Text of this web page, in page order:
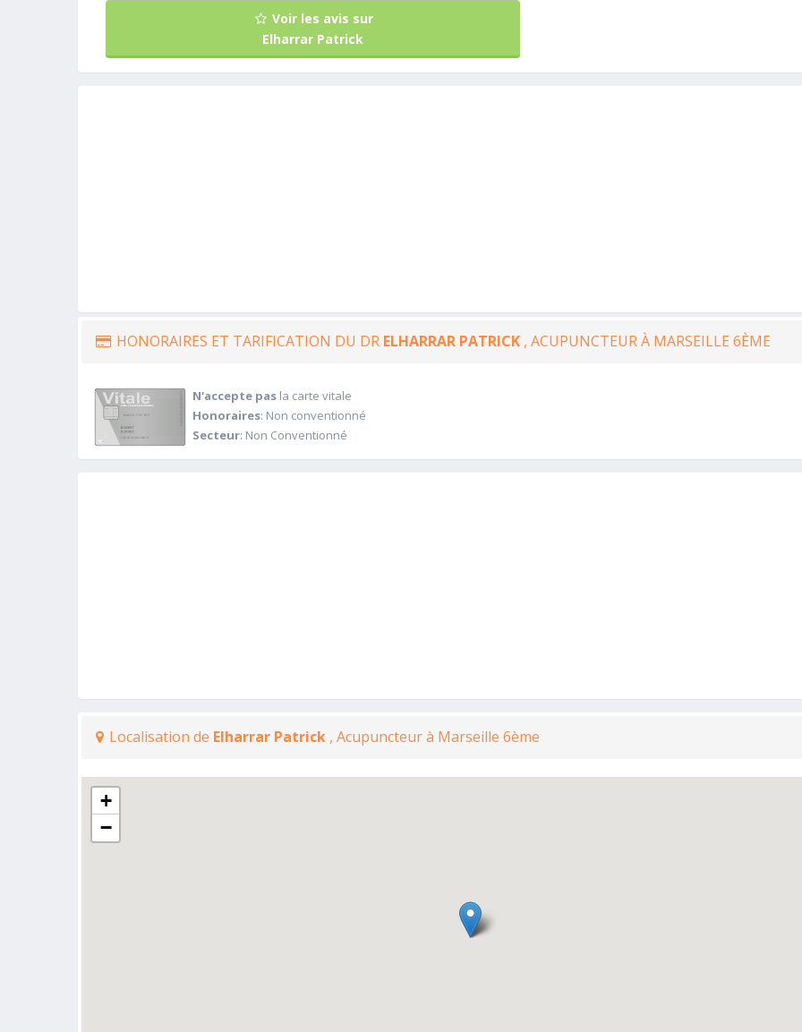
Voir les avis sur
Elharrar Patrick
HONORAIRES ET TARIFICATION DU DR ELHARRAR PATRICK , ACUPUNCTEUR À MARSEILLE 6ÈME
N'accepte pasla carte vitale
Honoraires: Non conventionné
Secteur: Non Conventionné
Localisation de Elharrar Patrick , Acupuncteur à Marseille 6ème
+
−